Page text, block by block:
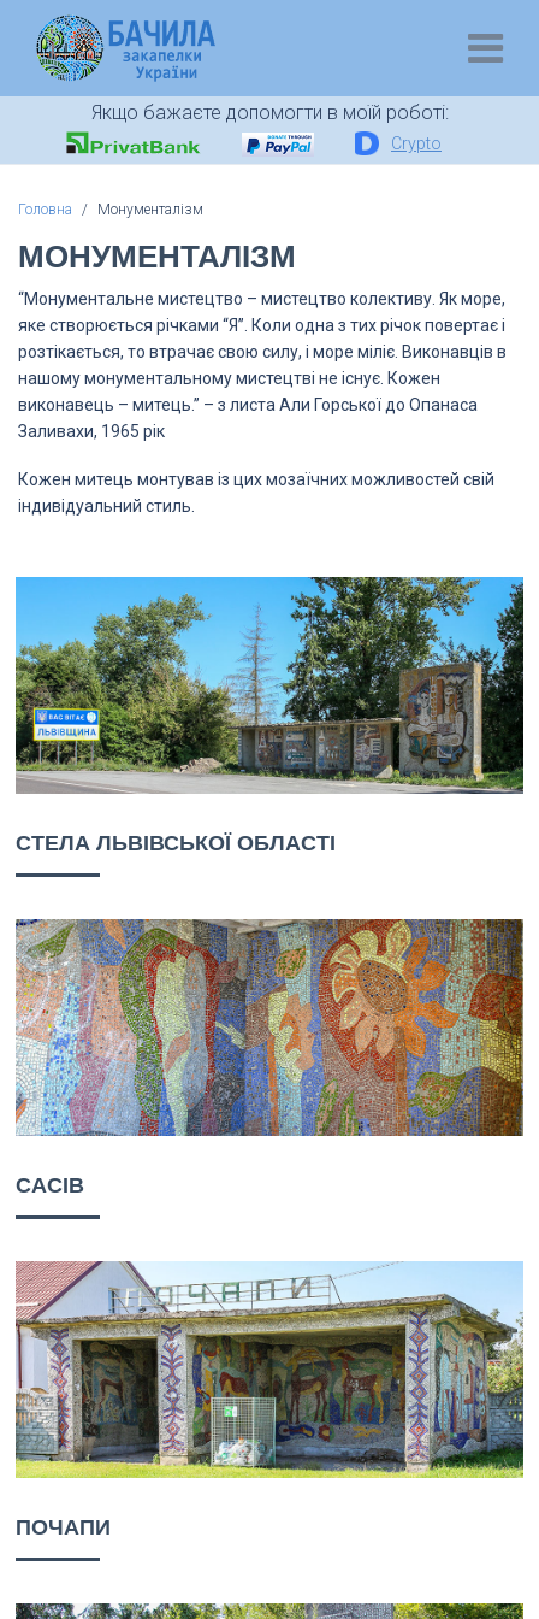
Якщо бажаєте допомогти в моїй роботі:
Crypto
Головна Монументалізм
МОНУМЕНТАЛІЗМ
“Монументальне мистецтво – мистецтво колективу. Як море,
яке створюється річками “Я”. Коли одна з тих річок повертає і
розтікається, то втрачає свою силу, і море міліє. Виконавців в
нашому монументальному мистецтві не існує. Кожен
виконавець – митець.” – з листа Али Горської до Опанаса
Заливахи, 1965 рік
Кожен митець монтував із цих мозаїчних можливостей свій
індивідуальний стиль.
СТЕЛА ЛЬВІВСЬКОЇ ОБЛАСТІ
САСІВ
ПОЧАПИ